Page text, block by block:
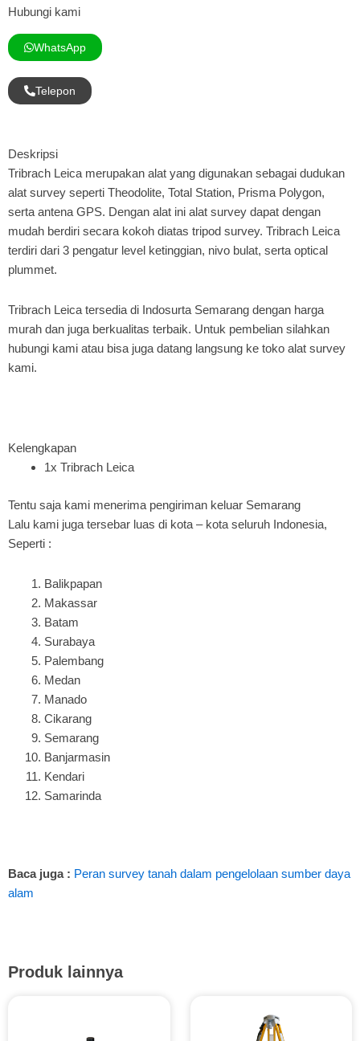
Hubungi kami
WhatsApp
Telepon
Deskripsi
Tribrach Leica merupakan alat yang digunakan sebagai dudukan
alat survey seperti Theodolite, Total Station, Prisma Polygon,
serta antena GPS. Dengan alat ini alat survey dapat dengan
mudah berdiri secara kokoh diatas tripod survey. Tribrach Leica
terdiri dari 3 pengatur level ketinggian, nivo bulat, serta optical
plummet.
Tribrach Leica tersedia di Indosurta Semarang dengan harga
murah dan juga berkualitas terbaik. Untuk pembelian silahkan
hubungi kami atau bisa juga datang langsung ke toko alat survey
kami.
Kelengkapan
1x Tribrach Leica
Tentu saja kami menerima pengiriman keluar Semarang
Lalu kami juga tersebar luas di kota – kota seluruh Indonesia,
Seperti :
Balikpapan
Makassar
Batam
Surabaya
Palembang
Medan
Manado
Cikarang
Semarang
Banjarmasin
Kendari
Samarinda
Baca juga : Peran survey tanah dalam pengelolaan sumber daya
alam
Produk lainnya